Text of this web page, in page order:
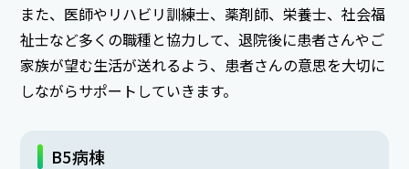
また、医師やリハビリ訓練士、薬剤師、栄養士、社会福
祉士など多くの職種と協力して、退院後に患者さんやご
家族が望む生活が送れるよう、患者さんの意思を大切に
しながらサポートしていきます。
B5病棟